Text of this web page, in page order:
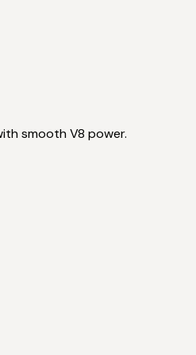
smooth V8 power.